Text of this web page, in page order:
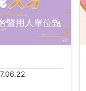
暨用人單位甄